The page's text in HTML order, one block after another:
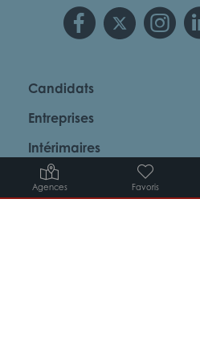
Agences Favoris
Candidats
Entreprises
Intérimaires
À propos d’Adéquat